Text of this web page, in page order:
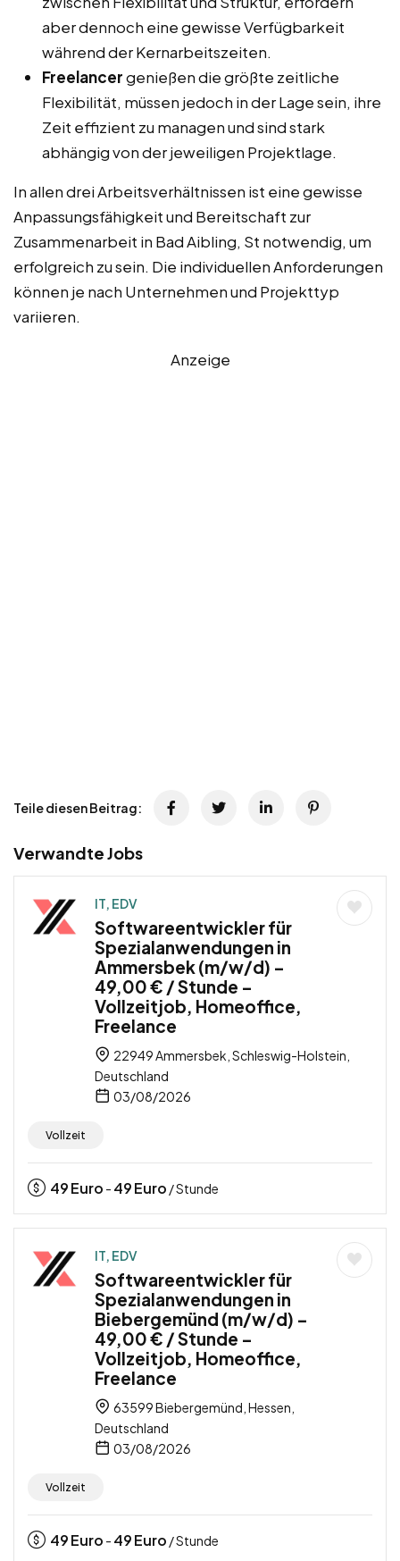
aber dennoch eine gewisse Verfügbarkeit
während der Kernarbeitszeiten.
Freelancergenießen die größte zeitliche
Flexibilität, müssen jedoch in der Lage sein, ihre
Zeit effizient zu managen und sind stark
abhängig von der jeweiligen Projektlage.
In allen drei Arbeitsverhältnissen ist eine gewisse
Anpassungsfähigkeit und Bereitschaft zur
Zusammenarbeit in Bad Aibling, St notwendig, um
erfolgreich zu sein. Die individuellen Anforderungen
können je nach Unternehmen und Projekttyp
variieren.
Anzeige
Teile diesen Beitrag:
Verwandte Jobs
IT, EDV
Softwareentwickler für
Spezialanwendungen in
Ammersbek (m/w/d) –
49,00 € / Stunde –
Vollzeitjob, Homeoffice,
Freelance
22949 Ammersbek, Schleswig-Holstein,
Deutschland
03/08/2026
Vollzeit
49Euro - 49Euro / Stunde
IT, EDV
Softwareentwickler für
Spezialanwendungen in
Biebergemünd (m/w/d) –
49,00 € / Stunde –
Vollzeitjob, Homeoffice,
Freelance
63599 Biebergemünd, Hessen,
Deutschland
03/08/2026
Vollzeit
49Euro - 49Euro / Stunde